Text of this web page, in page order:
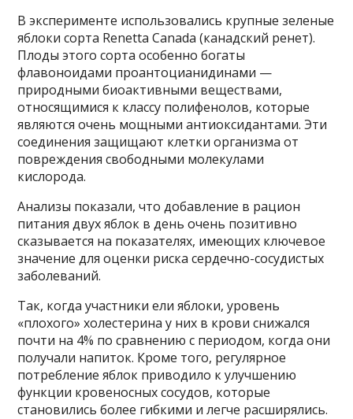
В эксперименте использовались крупные зеленые
яблоки сорта Renetta Canada (канадский ренет).
Плоды этого сорта особенно богаты
флавоноидами проантоцианидинами —
природными биоактивными веществами,
относящимися к классу полифенолов, которые
являются очень мощными антиоксидантами. Эти
соединения защищают клетки организма от
повреждения свободными молекулами
кислорода.
Анализы показали, что добавление в рацион
питания двух яблок в день очень позитивно
сказывается на показателях, имеющих ключевое
значение для оценки риска сердечно-сосудистых
заболеваний.
Так, когда участники ели яблоки, уровень
«плохого» холестерина у них в крови снижался
почти на 4% по сравнению с периодом, когда они
получали напиток. Кроме того, регулярное
потребление яблок приводило к улучшению
функции кровеносных сосудов, которые
становились более гибкими и легче расширялись.